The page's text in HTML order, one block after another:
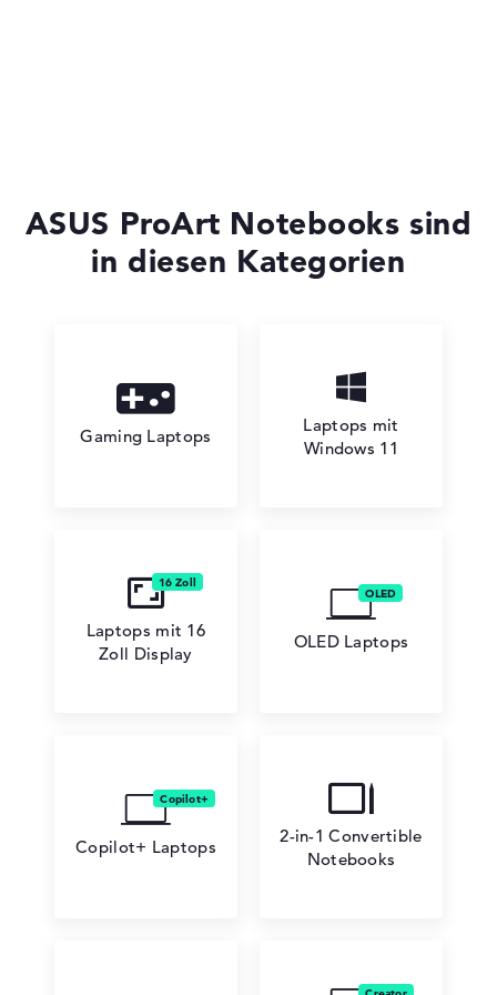
ASUS Chromebook
ASUS ProArt Notebooks sind
in diesen Kategorien
Gaming Laptops
Laptops mit
Windows 11
Laptops mit 16
Zoll Display
OLED Laptops
Copilot+ Laptops
2-in-1 Convertible
Notebooks